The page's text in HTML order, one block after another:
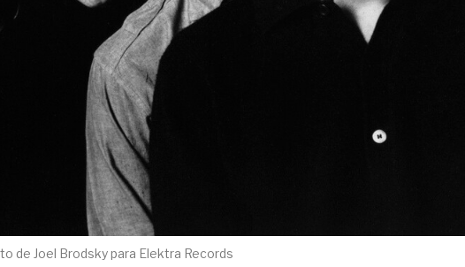
de Joel Brodsky para Elektra Records